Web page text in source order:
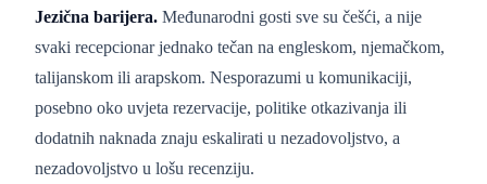
Jezična barijera. Međunarodni gosti sve su češći, a nije
svaki recepcionar jednako tečan na engleskom, njemačkom,
talijanskom ili arapskom. Nesporazumi u komunikaciji,
posebno oko uvjeta rezervacije, politike otkazivanja ili
dodatnih naknada znaju eskalirati u nezadovoljstvo, a
nezadovoljstvo u lošu recenziju.